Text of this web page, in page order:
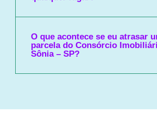
O que acontece se eu atrasar
parcela do Consórcio
Sônia – SP?